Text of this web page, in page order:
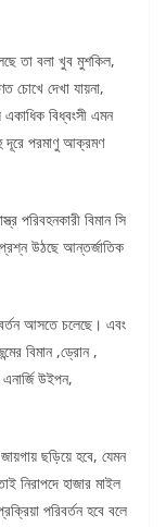
তা বলা খুব মুশকিল,
চোখে দেখা যায়না,
বিধ্বংসী এমন
দূরে পরমাণু আক্রমণ
পরিবহনকারী বিমান সি
উঠছে আন্তর্জাতিক
আসতে চলেছে। এবং
বিমান ,ড্রোন ,
উইপন,
ছড়িয়ে হবে, যেমন
নিরাপদে হাজার মাইল
পরিবর্তন হবে বলে